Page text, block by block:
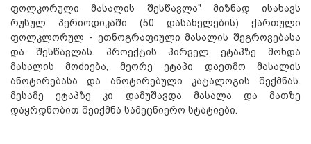
ფოლკორული მასალის შესწავლა" მიზნად ისახავს
რუსულ პერიოდიკაში (50 დასახელების) ქართული
ფოლკლორულ - ეთნოგრაფიული მასალის შეგროვებასა
და შესწავლას. პროექტის პირველ ეტაპზე მოხდა
მასალის მოძიება, მეორე ეტაპი დაეთმო მასალის
ანოტირებასა და ანოტირებული კატალოგის შექმნას.
მესამე ეტაპზე კი დამუშავდა მასალა და მათზე
დაყრდნობით შეიქმნა სამეცნიერო სტატიები.